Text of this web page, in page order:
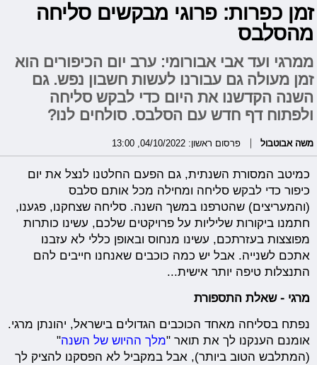
זמן כפרות: פרוגי מבקשים סליחה
מהסלבס
ממרגי ועד אבי אבורומי: ערב יום הכיפורים הוא
זמן מעולה גם עבורנו לעשות חשבון נפש. גם
השנה הקדשנו את היום כדי לבקש סליחה
ולפתוח דף חדש עם הסלבס. סולחים לנו?
משה אבוטבול פרסום ראשון: 04/10/2022, 13:00
כמיטב המסורת השנתית, גם הפעם החלטנו לנצל את יום
כיפור כדי לבקש סליחה ומחילה מכל אותם סלבס
(והמעריצים) שהטרפנו במשך השנה. סליחה שצחקנו, פגענו,
חתמנו ביקורות שליליות על פרויקטים שלכם, עשינו כותרות
מפוצצות בעזרתכם, עשינו מנחוס ובאופן כללי לא עזבנו
אתכם לשנייה. אבל יש כמה כוכבים שאנחנו חייבים להם
התנצלות טיפה יותר אישית...
מרגי - שאלת התספורת
נפתח בסליחה מאחד הכוכבים הגדולים בישראל, יהונתן מרגי.
אומנם הענקנו לך את תואר "מלך ההיוש של השנה"
(המתלבש הטוב ביותר), אבל במקביל לא הפסקנו להציק לך